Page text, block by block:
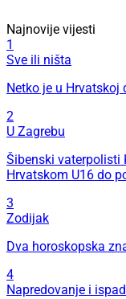
Najnovije vijesti
1
Sve ili ništa
Netko je u Hrvatskoj
2
U Zagrebu
Šibenski vaterpolisti
Hrvatskom U16 do
3
Zodijak
Dva horoskopska
4
Napredovanje i